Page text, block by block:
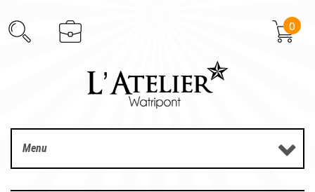
0
Menu